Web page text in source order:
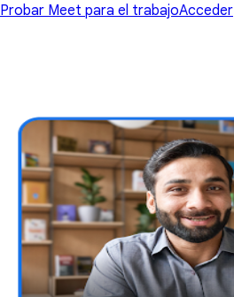
Probar Meet para el trabajoAcceder